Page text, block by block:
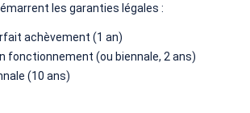
les garanties légales :
achèvement (1 an)
fonctionnement (ou biennale, 2 ans)
(10 ans)